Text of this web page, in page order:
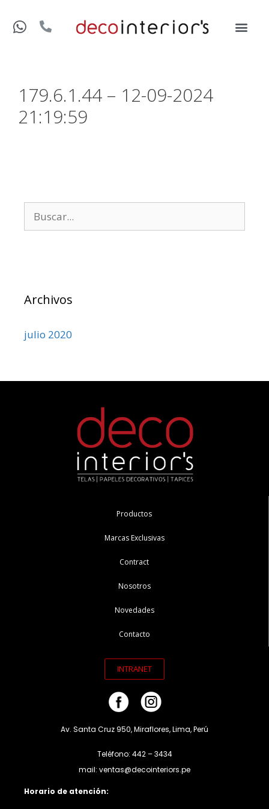
179.6.1.44 – 12-09-2024
21:19:59
Archivos
julio 2020
Productos
Marcas Exclusivas
Contract
Nosotros
Novedades
Contacto
INTRANET
Av. Santa Cruz 950, Miraflores, Lima, Perú
Teléfono: 442 – 3434
mail: ventas@decointeriors.pe
Horario de atención: